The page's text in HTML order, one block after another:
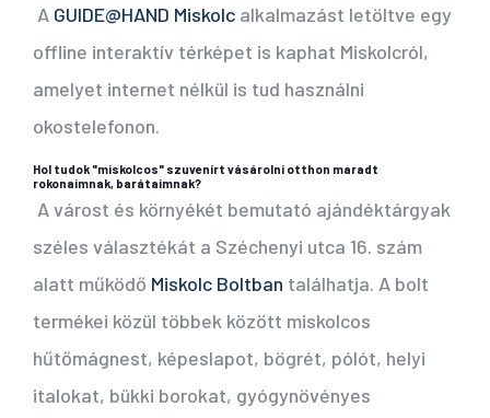
A GUIDE@HAND Miskolc alkalmazást letöltve egy
offline interaktív térképet is kaphat Miskolcról,
amelyet internet nélkül is tud használni
okostelefonon.
Hol tudok "miskolcos" szuvenírt vásárolni otthon maradt
rokonaimnak, barátaimnak?
A várost és környékét bemutató ajándéktárgyak
széles választékát a Széchenyi utca 16. szám
alatt működő Miskolc Boltban találhatja. A bolt
termékei közül többek között miskolcos
hűtőmágnest, képeslapot, bögrét, pólót, helyi
italokat, bükki borokat, gyógynövényes